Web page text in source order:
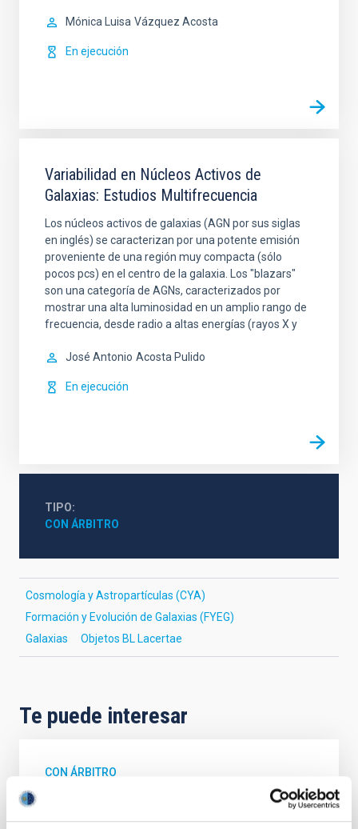
Mónica Luisa Vázquez Acosta
En ejecución
Variabilidad en Núcleos Activos de
Galaxias: Estudios Multifrecuencia
Los núcleos activos de galaxias (AGN por sus siglas
en inglés) se caracterizan por una potente emisión
proveniente de una región muy compacta (sólo
pocos pcs) en el centro de la galaxia. Los "blazars"
son una categoría de AGNs, caracterizados por
mostrar una alta luminosidad en un amplio rango de
frecuencia, desde radio a altas energías (rayos X y
José Antonio Acosta Pulido
En ejecución
TIPO
CON ÁRBITRO
Cosmología y Astropartículas (CYA)
Formación y Evolución de Galaxias (FYEG)
Galaxias
Objetos BL Lacertae
Te puede interesar
CON ÁRBITRO
Magnetic Field Alignment with Dense
Cores in the Transition between Cloud and